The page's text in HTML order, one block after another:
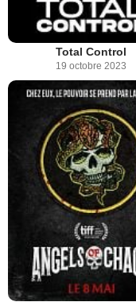
Total Control
19 octobre 2023